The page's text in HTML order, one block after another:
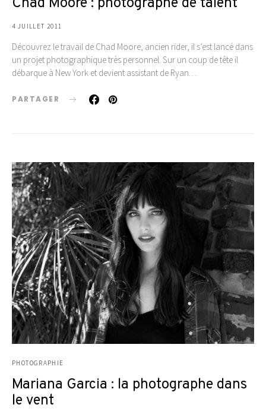
Chad Moore : photographe de talent
4 JUILLET 2011
Découvrez le travail de Chad Moore, ancien rider, il s’est lancé dans
un projet photographique très personnel. Sur un coup de tête il
débarque à New York et devient assistant de Ryan…
PARTAGER
PHOTOGRAPHIE
Mariana Garcia : la photographe dans
le vent